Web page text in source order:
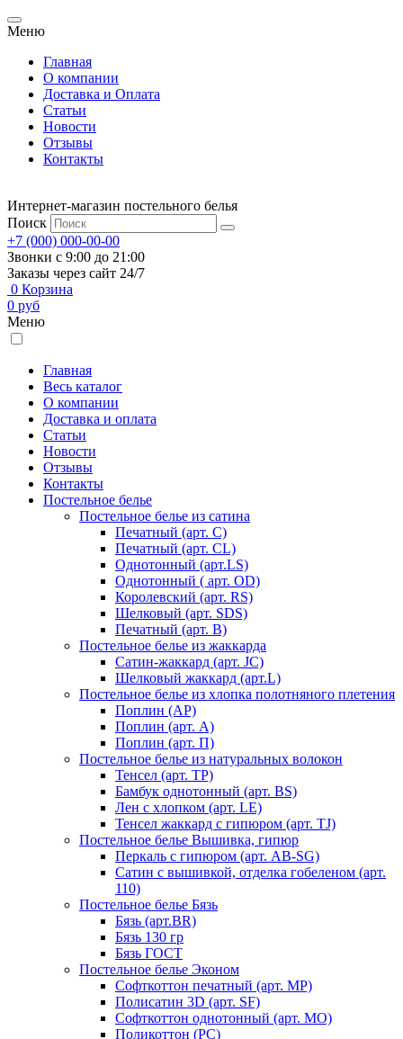
Меню
Главная
О компании
Доставка и Оплата
Статьи
Новости
Отзывы
Контакты
Интернет-магазин постельного белья
Поиск
+7 (000) 000-00-00
Звонки с 9:00 до 21:00
Заказы через сайт 24/7
0 Корзина
0 руб
Меню
Главная
Весь каталог
О компании
Доставка и оплата
Статьи
Новости
Отзывы
Контакты
Постельное белье
Постельное белье из сатина
Печатный (арт. С)
Печатный (арт. СL)
Однотонный (арт.LS)
Однотонный ( арт. OD)
Королевский (арт. RS)
Шелковый (арт. SDS)
Печатный (арт. В)
Постельное белье из жаккарда
Сатин-жаккард (арт. JC)
Шелковый жаккард (арт.L)
Постельное белье из хлопка полотняного плетения
Поплин (AP)
Поплин (арт. А)
Поплин (арт. П)
Постельное белье из натуральных волокон
Тенсел (арт. ТР)
Бамбук однотонный (арт. BS)
Лен с хлопком (арт. LE)
Тенсел жаккард с гипюром (арт. TJ)
Постельное белье Вышивка, гипюр
Перкаль с гипюром (арт. AB-SG)
Сатин с вышивкой, отделка гобеленом (арт.
110)
Постельное белье Бязь
Бязь (арт.BR)
Бязь 130 гр
Бязь ГОСТ
Постельное белье Эконом
Софткоттон печатный (арт. MР)
Полисатин 3D (арт. SF)
Софткоттон однотонный (арт. MO)
Поликоттон (PC)